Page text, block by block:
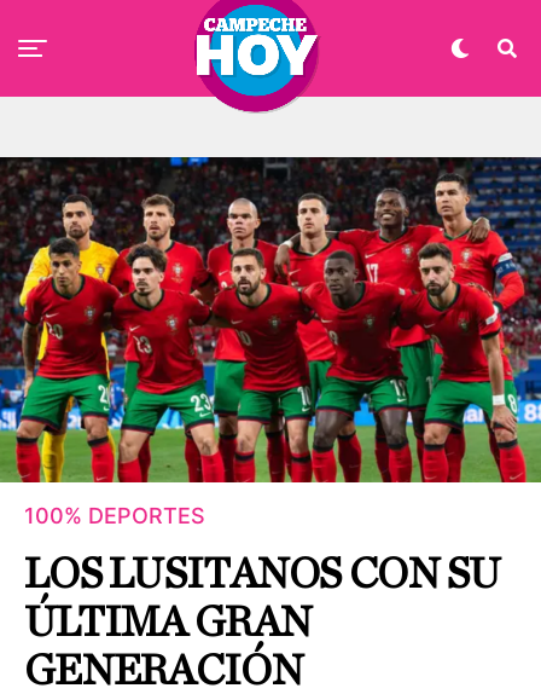
100% DEPORTES
LOS LUSITANOS CON SU
ÚLTIMA GRAN
GENERACIÓN